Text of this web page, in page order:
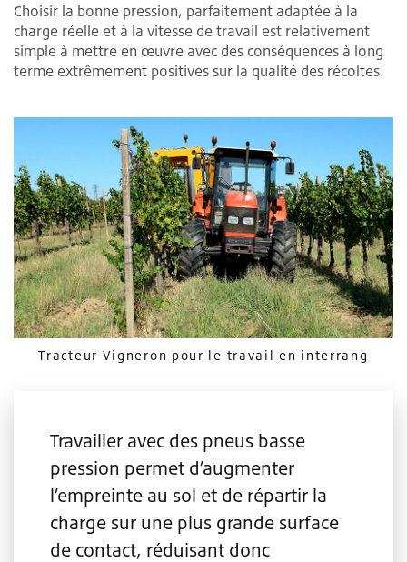
Choisir la bonne pression, parfaitement adaptée à la
charge réelle et à la vitesse de travail est relativement
simple à mettre en œuvre avec des conséquences à long
terme extrêmement positives sur la qualité des récoltes.
Tracteur Vigneron pour le travail en interrang
Travailler avec des pneus basse
pression permet d’augmenter
l’empreinte au sol et de répartir la
charge sur une plus grande surface
de contact, réduisant donc